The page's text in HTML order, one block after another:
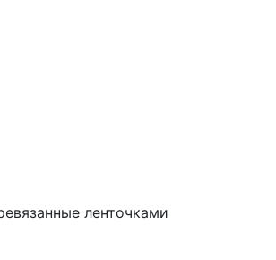
ленточками